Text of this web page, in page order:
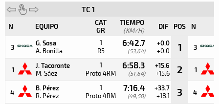
TC 1
N EQUIPO
CAT
GR
TIEMPO
(KM/H) DIF POS N
3
G. Sosa
A. Bonilla
1
R5
6:42.7
(53,64)
+0.0
+0.0 1 3
1
J. Tacoronte
M. Sáez
1
Proto 4RM
6:58.3
(51,64)
+15.6
+15.6 2 1
4
B. Pérez
R. Pérez
1
Proto 4RM
7:16.4
(49,50)
+33.7
+18.1 3 4